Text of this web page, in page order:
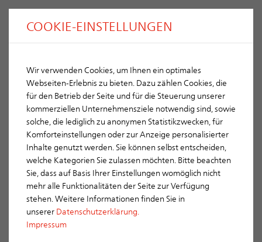
ERLUS Hohlfalz SL-D
Farbpalette
Schiefergrau (durchgefärbt)
COOKIE-EINSTELLUNGEN
Wir verwenden Cookies, um Ihnen ein optimales
Webseiten-Erlebnis zu bieten. Dazu zählen Cookies, die
für den Betrieb der Seite und für die Steuerung unserer
kommerziellen Unternehmensziele notwendig sind, sowie
solche, die lediglich zu anonymen Statistikzwecken, für
Komforteinstellungen oder zur Anzeige personalisierter
Inhalte genutzt werden. Sie können selbst entscheiden,
welche Kategorien Sie zulassen möchten. Bitte beachten
Sie, dass auf Basis Ihrer Einstellungen womöglich nicht
mehr alle Funktionalitäten der Seite zur Verfügung
stehen. Weitere Informationen finden Sie in
unserer Datenschutzerklärung.
Impressum